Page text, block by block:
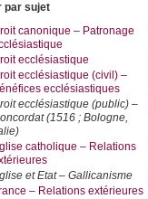
par sujet
canonique – Patronage
ecclésiastique
ecclésiastique (civil) –
ecclésiastiques
ecclésiastique (public) –
(1516 ; Bologne,
catholique – Relations
et Etat – Gallicanisme
– Relations extérieures